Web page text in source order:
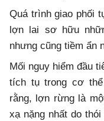
Quá trình giao phối
lợn lai sơ hữu
nhưng cũng tiềm ẩn
Mối nguy hiểm đầu
tích tụ trong cơ
rằng, lợn rừng là
xạ nặng nhất do